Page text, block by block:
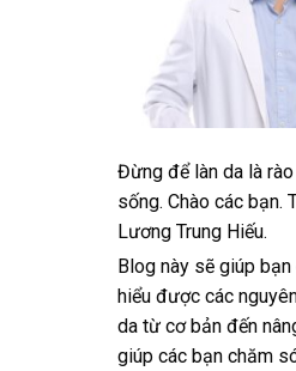
Đừng để làn da là
sống. Chào các bạn.
Lương Trung Hiếu.
Blog này sẽ giúp
hiểu được các
da từ cơ bản đến
giúp các bạn chăm